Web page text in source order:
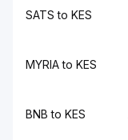
SATS to KES
MYRIA to KES
BNB to KES